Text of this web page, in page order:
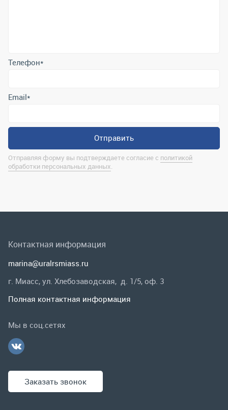
Отправляя форму вы подтверждаете согласие с
Спецпредложения
Гарантии и возврат
Контактная информация
marina@uralrsmiass.ru
Заказать звонок